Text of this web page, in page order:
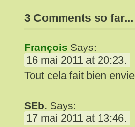
3 Comments so far...
François Says:
16 mai 2011 at 20:23.
Tout cela fait bien
SEb. Says:
17 mai 2011 at 13:46.